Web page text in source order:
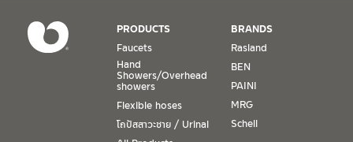
1. A proof of purchase, or seller’s receipt, shall be required
to validate product warranty which will be checked against
the date of purchase. In the absence of such proof of
purchase, no warranty claims can be made.
2. To be eligible for warranty claims, a product must be in
its proper working condition. If defects such as dents,
PRODUCTS
Faucets
Hand
Showers/Overhead
showers
Flexible hoses
โถปัสสาวะชาย / Urinal
BRANDS
Rasland
BEN
PAINI
MRG
Schell